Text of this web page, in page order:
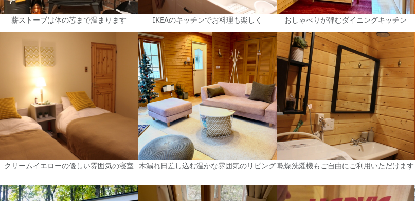
薪ストーブは体の芯まで温まります IKEAのキッチンでお料理も楽しく おしゃべりが弾むダイニングキッチン
クリームイエローの優しい雰囲気の寝室 木漏れ日差し込む温かな雰囲気のリビング乾燥洗濯機もご自由にご利用いただけます